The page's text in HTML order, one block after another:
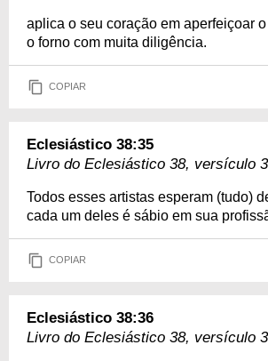
aplica o seu coração em aperfeiçoar
o forno com muita diligência.
COPIAR
Eclesiástico 38:35
Livro do Eclesiástico 38, versículo
Todos esses artistas esperam (tudo)
cada um deles é sábio em sua
COPIAR
Eclesiástico 38:36
Livro do Eclesiástico 38, versículo